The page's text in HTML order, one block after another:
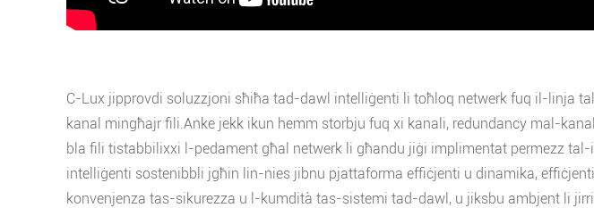
C-Lux jipprovdi soluzzjoni sħiħa tad-dawl intelliġenti li toħloq netwerk fuq il-linja
kanal mingħajr fili.Anke jekk ikun hemm storbju fuq xi kanali, redundancy mal-
bla fili tistabbilixxi l-pedament għal netwerk li għandu jiġi implimentat permezz
intelliġenti sostenibbli jgħin lin-nies jibnu pjattaforma effiċjenti u dinamika,
konvenjenza tas-sikurezza u l-kumdità tas-sistemi tad-dawl, u jiksbu ambjent li